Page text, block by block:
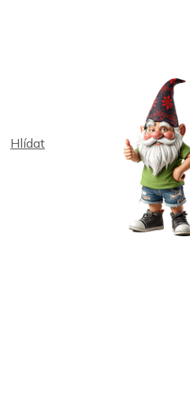
Hlídat